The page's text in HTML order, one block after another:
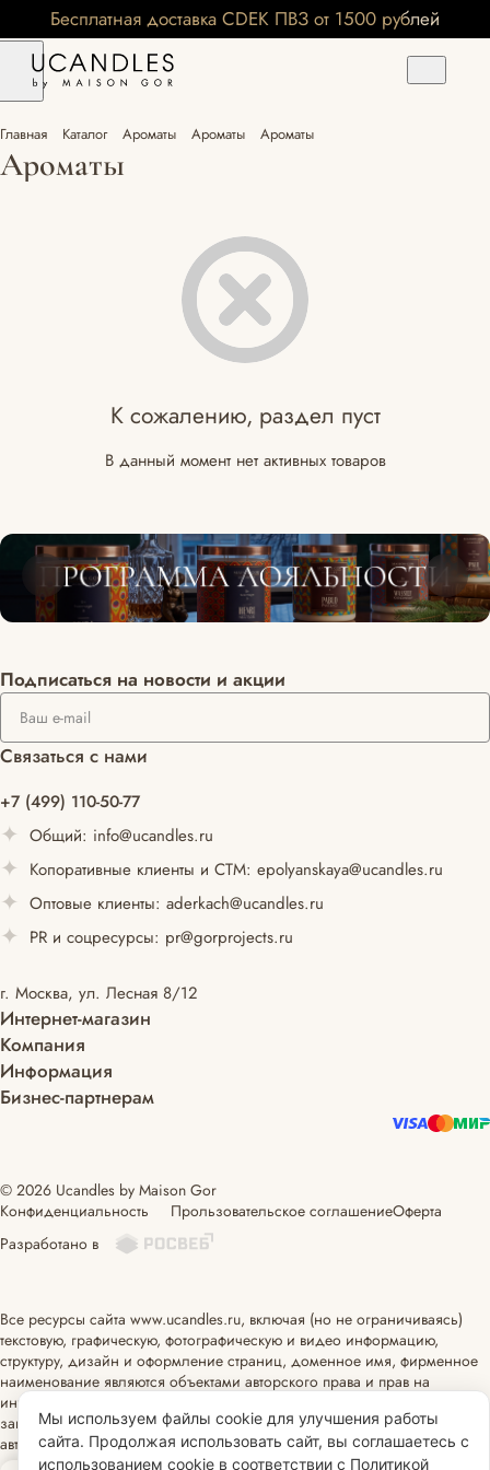
Бесплатная доставка CDEK ПВЗ от 1500 рублей
Главная Каталог Ароматы Ароматы Ароматы
Ароматы
К сожалению, раздел пуст
В данный момент нет активных товаров
Подписаться на новости и акции
Связаться с нами
+7 (499) 110-50-77
Общий: info@ucandles.ru
Копоративные клиенты и СТМ: epolyanskaya@ucandles.ru
Оптовые клиенты: aderkach@ucandles.ru
PR и соцресурсы: pr@gorprojects.ru
г. Москва, ул. Лесная 8/12
Интернет-магазин
Компания
Информация
Бизнес-партнерам
© 2026 Ucandles by Maison Gor
Конфиденциальность
Прользовательское соглашениеОферта
Разработано в
Все ресурсы сайта www.ucandles.ru, включая (но не ограничиваясь)
текстовую, графическую, фотографическую и видео информацию,
структуру, дизайн и оформление страниц, доменное имя, фирменное
наименование являются объектами авторского права и прав на
интеллектуальную собственность, защищены российским
законодательством и международными соглашениями об охране
авторских прав.Читать далее
Мы используем файлы cookie для улучшения работы
сайта. Продолжая использовать сайт, вы соглашаетесь с
использованием cookie в соответствии с Политикой